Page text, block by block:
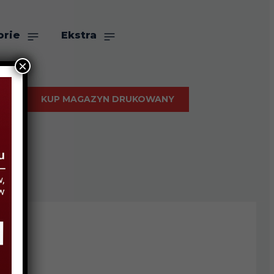
Ekstra
KUP MAGAZYN DRUKOWANY
×